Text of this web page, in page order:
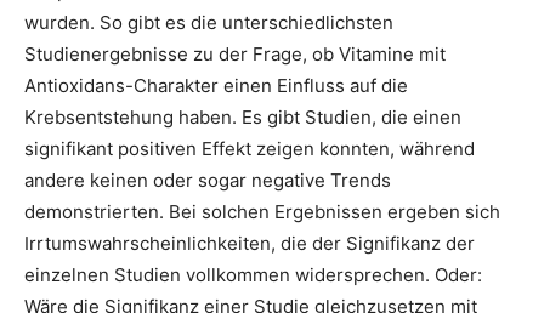
wurden. So gibt es die unterschiedlichsten
Studienergebnisse zu der Frage, ob Vitamine mit
Antioxidans-Charakter einen Einfluss auf die
Krebsentstehung haben. Es gibt Studien, die einen
signifikant positiven Effekt zeigen konnten, während
andere keinen oder sogar negative Trends
demonstrierten. Bei solchen Ergebnissen ergeben sich
Irrtumswahrscheinlichkeiten, die der Signifikanz der
einzelnen Studien vollkommen widersprechen. Oder:
Wäre die Signifikanz einer Studie gleichzusetzen mit